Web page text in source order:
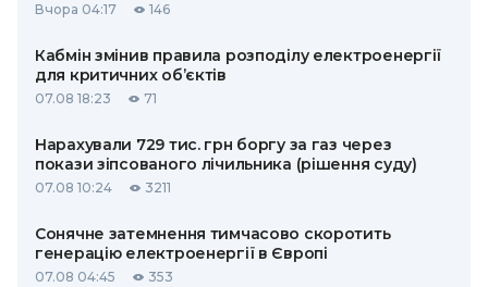
Вчора 04:17 146
Кабмін змінив правила розподілу електроенергії
для критичних об’єктів
07.08 18:23 71
Нарахували 729 тис. грн боргу за газ через
покази зіпсованого лічильника (рішення суду)
07.08 10:24 3211
Сонячне затемнення тимчасово скоротить
генерацію електроенергії в Європі
07.08 04:45 353